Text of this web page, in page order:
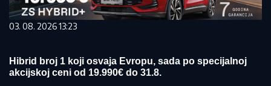
03. 08. 2026 13:23
Hibrid broj 1 koji osvaja Evropu, sada po specijalnoj
akcijskoj ceni od 19.990€ do 31.8.